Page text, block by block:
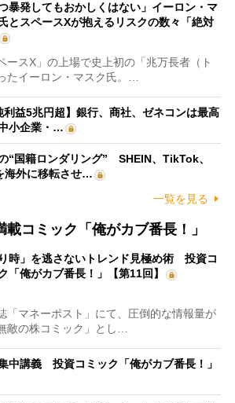
つ暴発してもおかしくはない」イーロン・マ
とスペースXが抱えるリスクの数々「絶対
スX」の上場で史上初の「兆万長者（ト
たイーロン・マスク氏。…
利益5兆円超】銀行、商社、ゼネコンは最高
小企業・…
“国籍ロンダリング” SHEIN、TikTok、
海外に移転させ…
一覧を見る
コミック「俺がカブ番長！」
り時」を逃さないトレンド見極め術 投資コ
「俺がカブ番長！」【第11回】
マネーポスト」にて、圧倒的な情報量が
敵の株コミック」とし…
中講義 投資コミック「俺がカブ番長！」